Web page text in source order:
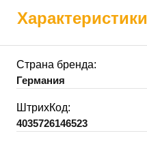
Характеристики
Страна бренда:
Германия
ШтрихКод:
4035726146523